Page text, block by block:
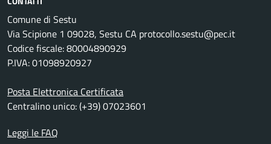
Comune di Sestu
Via Scipione 1 09028, Sestu CA protocollo.sestu@pec.it
Codice fiscale: 80004890929
P.IVA: 01098920927
Posta Elettronica Certificata
Centralino unico: (+39) 07023601
Leggi le FAQ